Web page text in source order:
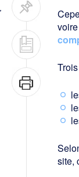
site,